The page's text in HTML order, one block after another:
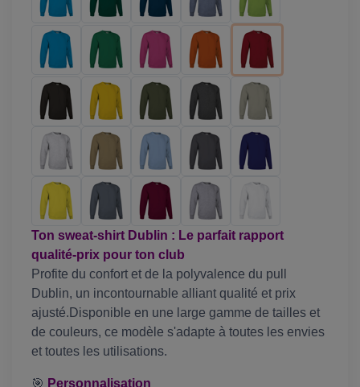
Ton sweat-shirt Dublin : Le parfait rapport
qualité-prix pour ton club
Profite du confort et de la polyvalence du pull
Dublin, un incontournable alliant qualité et prix
ajusté.Disponible en une large gamme de tailles et
de couleurs, ce modèle s'adapte à toutes les envies
et toutes les utilisations.
🎯 Personnalisation